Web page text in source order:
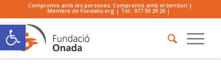
Obre la barra d'eines
Compromís amb les persones. Compromís amb el territori |
Membre de Fundalis.org | Tel.:977 55 29 26 |